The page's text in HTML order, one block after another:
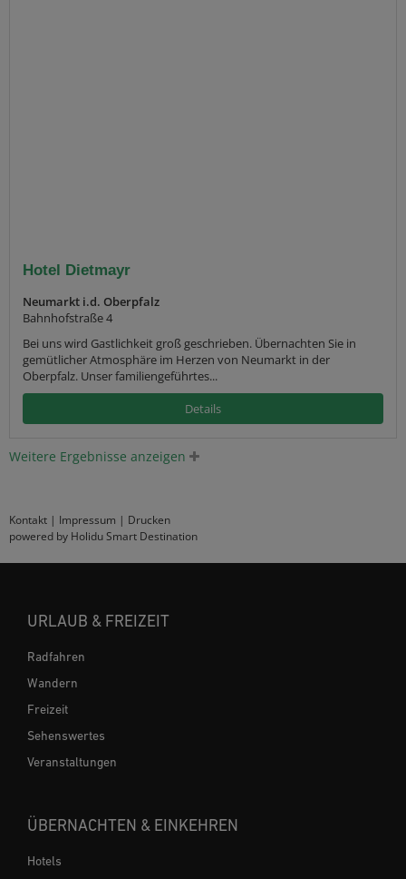
Hotel Dietmayr
Neumarkt i.d. Oberpfalz
Bahnhofstraße 4
Bei uns wird Gastlichkeit groß geschrieben. Übernachten Sie in
gemütlicher Atmosphäre im Herzen von Neumarkt in der
Oberpfalz. Unser familiengeführtes...
Details
Weitere Ergebnisse anzeigen
Kontakt | Impressum | Drucken
powered by Holidu Smart Destination
URLAUB & FREIZEIT
Radfahren
Wandern
Freizeit
Sehenswertes
Veranstaltungen
ÜBERNACHTEN & EINKEHREN
Hotels